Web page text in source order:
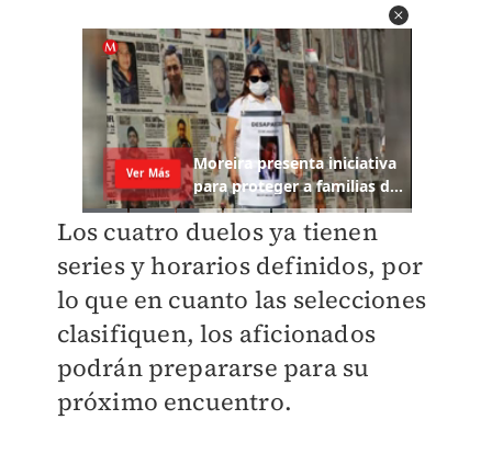
Los cuatro duelos ya tienen
series y horarios definidos, por
lo que en cuanto las selecciones
clasifiquen, los aficionados
podrán prepararse para su
próximo encuentro.